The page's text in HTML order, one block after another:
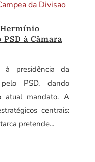
Hermínio
à Câmara
à presidência da
PSD, dando
atual mandato. A
centrais:
pretende...